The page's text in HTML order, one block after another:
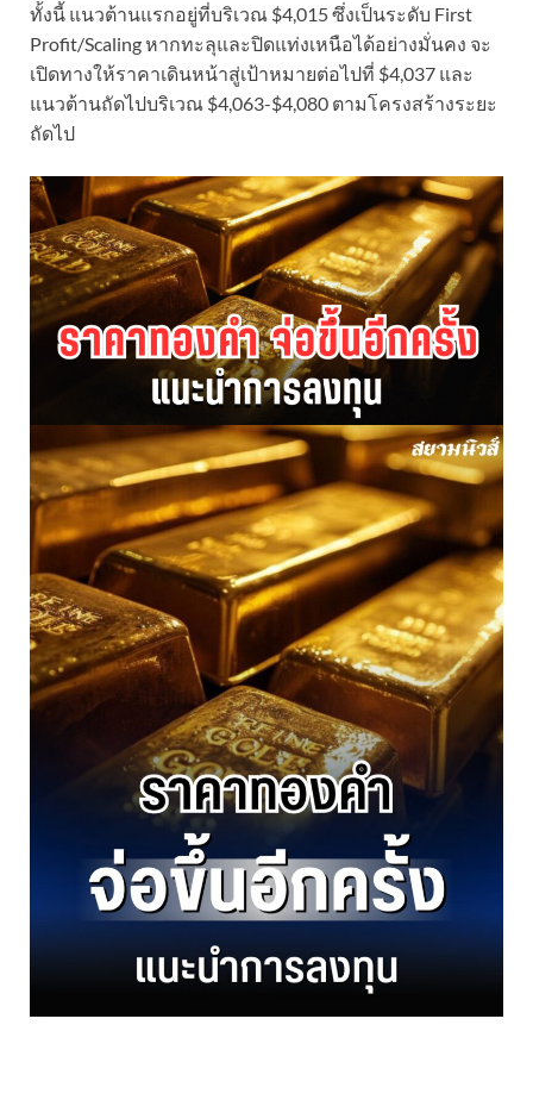
ทั้งนี้ แนวต้านแรกอยู่ที่บริเวณ $4,015 ซึ่งเป็นระดับ First
Profit/Scaling หากทะลุและปิดแท่งเหนือได้อย่างมั่นคง จะ
เปิดทางให้ราคาเดินหน้าสู่เป้าหมายต่อไปที่ $4,037 และ
แนวต้านถัดไปบริเวณ $4,063-$4,080 ตามโครงสร้างระยะ
ถัดไป